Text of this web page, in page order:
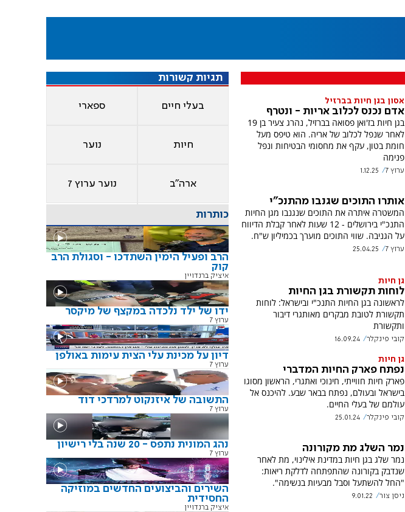
אסון בגן חיות בברזיל
אדם נכנס לכלוב אריות - ונטרף
בגן חיות בז'ואן פסואה בברזיל, נהרג צעיר בן 19
לאחר שנפל לכלוב של אריה. הוא טיפס מעל
חומת בטון, עקף את מחסומי הבטיחות ונפל
פנימה
ערוץ 7 1.12.25
אותרו התוכים שגנבו מהתנכ"י
המשטרה איתרה את התוכים שנגנבו מגן החיות
התנכ"י בירושלים - 12 שעות לאחר קבלת הדיווח
על הגניבה. שווי התוכים מוערך בכמיליון ש"ח.
ערוץ 7 25.04.25
גן חיות
לוחות תקשורת בגן החיות
לראשונה בגן החיות התנכ"י ובישראל: לוחות
תקשורת לטובת מבקרים מאותגרי דיבור
ותקשורת
קובי פינקלר 16.09.24
גן חיות
נפתח פארק החיות המדברי
פארק חיות חווייתי, חינוכי ואתגרי, הראשון מסוגו
בישראל ובעולם, נפתח בבאר שבע. להיכנס אל
עולמם של בעלי החיים.
קובי פינקלר 25.01.24
נמר השלג מת מקורונה
נמר שלג בגן חיות במדינת אילינוי, מת לאחר
שנדבק בקורונה שהתפתחה לדלקת ריאות:
"החל להשתעל וסבל מבעיות בנשימה".
ניסן צור 9.01.22
תגיות קשורות
בעלי חיים ספארי
חיות נוער
ארה"ב נוער ערוץ 7
כותרות
הרב ופעיל הימין השתדכו - וסגולת הרב
קוק
איציק ברנדויין
ידו של ילד נלכדה במקצף של מיקסר
ערוץ 7
דיון על מכינת עלי הצית עימות באולפן
ערוץ 7
התשובה של איזנקוט למרדכי דוד
ערוץ 7
נהג המונית נתפס - 20 שנה בלי רישיון
ערוץ 7
השירים והביצועים החדשים במוזיקה
החסידית
איציק ברנדויין